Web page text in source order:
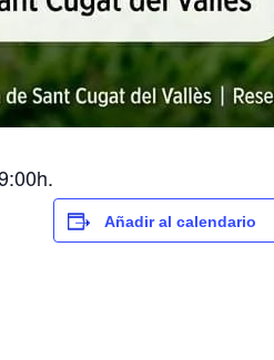
Añadir al calendario